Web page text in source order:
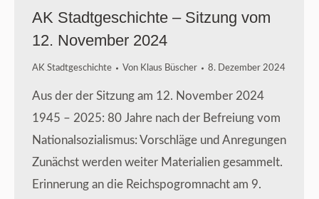
AK Stadtgeschichte – Sitzung vom
12. November 2024
AK Stadtgeschichte Von Klaus Büscher 8. Dezember 2024
Aus der der Sitzung am 12. November 2024
1945 – 2025: 80 Jahre nach der Befreiung vom
Nationalsozialismus: Vorschläge und Anregungen
Zunächst werden weiter Materialien gesammelt.
Erinnerung an die Reichspogromnacht am 9.